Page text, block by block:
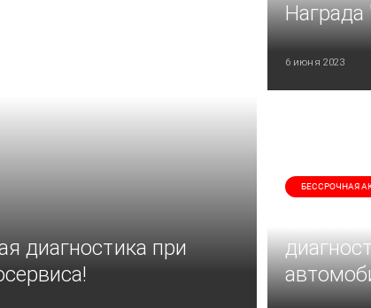
диагностика при
6 июня 2023
БЕССРОЧНАЯ